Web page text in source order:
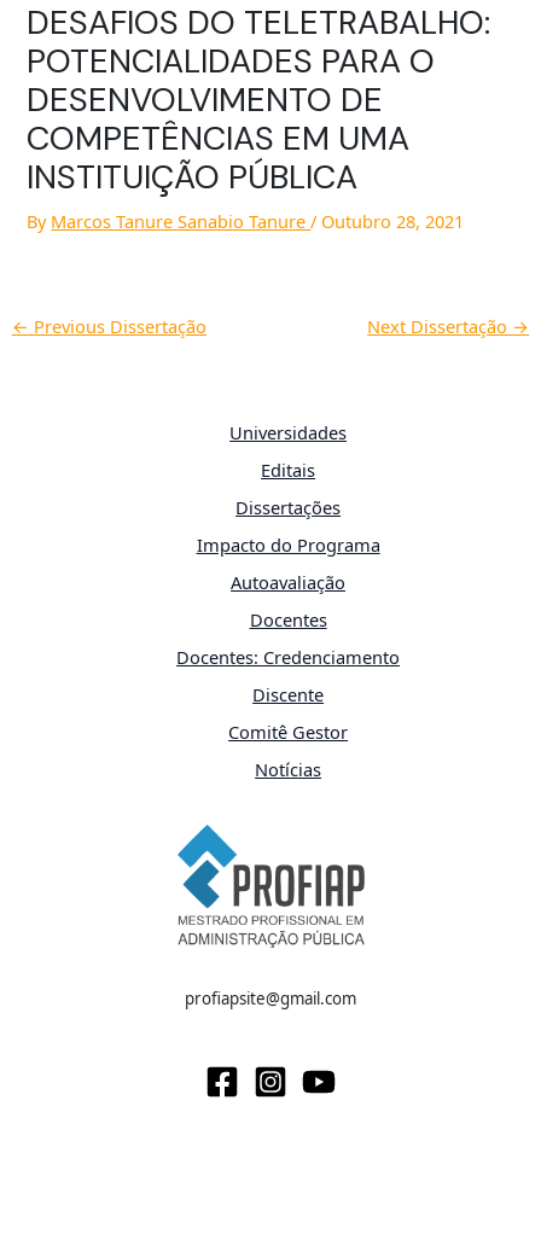
DESAFIOS DO TELETRABALHO:
POTENCIALIDADES PARA O
DESENVOLVIMENTO DE
COMPETÊNCIAS EM UMA
INSTITUIÇÃO PÚBLICA
By Marcos Tanure Sanabio Tanure/ Outubro 28, 2021
← Previous Dissertação Next Dissertação →
Universidades
Editais
Dissertações
Impacto do Programa
Autoavaliação
Docentes
Docentes: Credenciamento
Discente
Comitê Gestor
Notícias
profiapsite@gmail.com